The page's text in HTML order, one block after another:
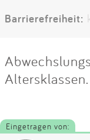
Barrierefreiheit:
Altersklassen.
Eingetragen von: